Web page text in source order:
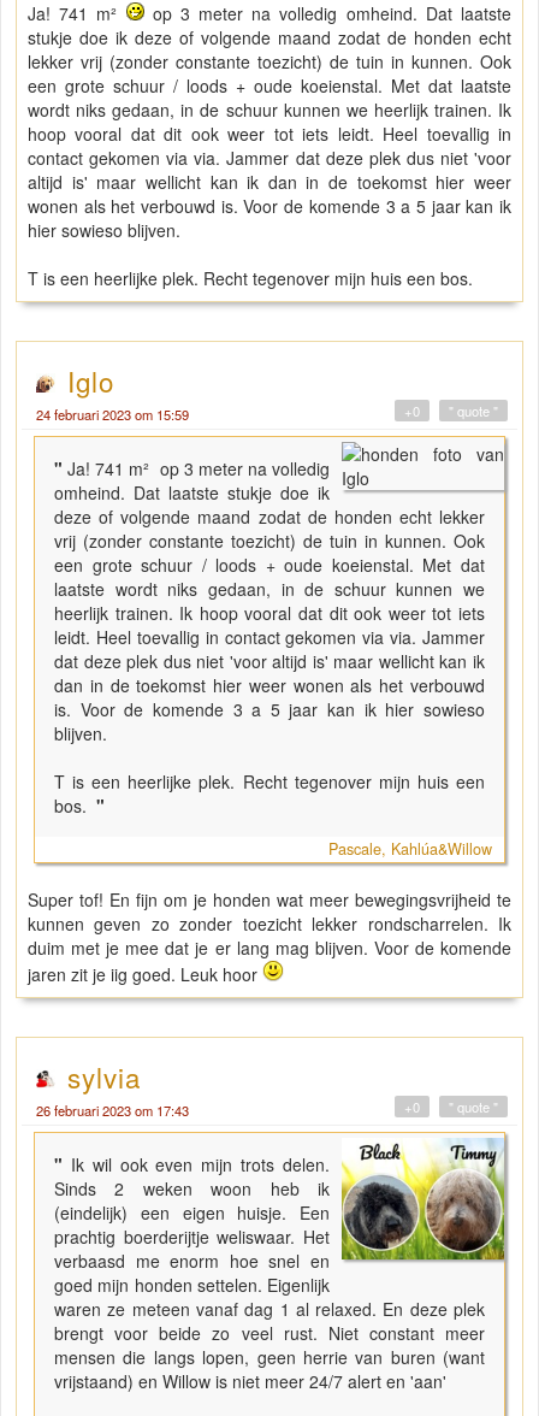
Ja! 741 m²
op 3 meter na volledig omheind. Dat laatste
stukje doe ik deze of volgende maand zodat de honden echt
lekker vrij (zonder constante toezicht) de tuin in kunnen. Ook
een grote schuur / loods + oude koeienstal. Met dat laatste
wordt niks gedaan, in de schuur kunnen we heerlijk trainen. Ik
hoop vooral dat dit ook weer tot iets leidt. Heel toevallig in
contact gekomen via via. Jammer dat deze plek dus niet 'voor
altijd is' maar wellicht kan ik dan in de toekomst hier weer
wonen als het verbouwd is. Voor de komende 3 a 5 jaar kan ik
hier sowieso blijven.
T is een heerlijke plek. Recht tegenover mijn huis een bos.
Iglo
24 februari 2023 om 15:59 " quote "
+0
"Ja! 741 m² op 3 meter na volledig
omheind. Dat laatste stukje doe ik
deze of volgende maand zodat de honden echt lekker
vrij (zonder constante toezicht) de tuin in kunnen. Ook
een grote schuur / loods + oude koeienstal. Met dat
laatste wordt niks gedaan, in de schuur kunnen we
heerlijk trainen. Ik hoop vooral dat dit ook weer tot iets
leidt. Heel toevallig in contact gekomen via via. Jammer
dat deze plek dus niet 'voor altijd is' maar wellicht kan ik
dan in de toekomst hier weer wonen als het verbouwd
is. Voor de komende 3 a 5 jaar kan ik hier sowieso
blijven.
T is een heerlijke plek. Recht tegenover mijn huis een
bos. "
Pascale, Kahlúa&Willow
Super tof! En fijn om je honden wat meer bewegingsvrijheid te
kunnen geven zo zonder toezicht lekker rondscharrelen. Ik
duim met je mee dat je er lang mag blijven. Voor de komende
jaren zit je iig goed. Leuk hoor
sylvia
26 februari 2023 om 17:43 " quote "
+0
" Ik wil ook even mijn trots delen.
Sinds 2 weken woon heb ik
(eindelijk) een eigen huisje. Een
prachtig boerderijtje weliswaar. Het
verbaasd me enorm hoe snel en
goed mijn honden settelen. Eigenlijk
waren ze meteen vanaf dag 1 al relaxed. En deze plek
brengt voor beide zo veel rust. Niet constant meer
mensen die langs lopen, geen herrie van buren (want
vrijstaand) en Willow is niet meer 24/7 alert en 'aan'